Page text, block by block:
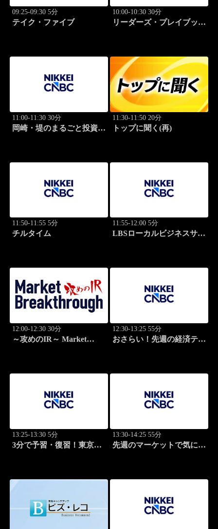
09:25-09:30 5分
テイク・ファイブ
10:00-10:30 30分
リーダーズ・プレイブック
11:00-11:30 30分
岡崎・堤のまるごと投資道
11:30-11:50 20分
トップに聞く(再)
11:50-11:55 5分
チルタイム
11:55-12:00 5分
LBSローカルビジネスサテ
12:00-12:30 30分
～攻めのIR～ Market
12:30-13:25 55分
おさらい！先週の経済テー
13:25-13:30 5分
3分で予習・復習！東京市
13:30-14:25 55分
先週のマーケットで気にな